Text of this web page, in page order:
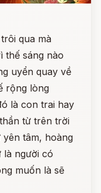
qua mà
thế sáng nào
uyển quay về
rộng lòng
là con trai hay
từ trên trời
tâm, hoàng
là người có
muốn là sẽ